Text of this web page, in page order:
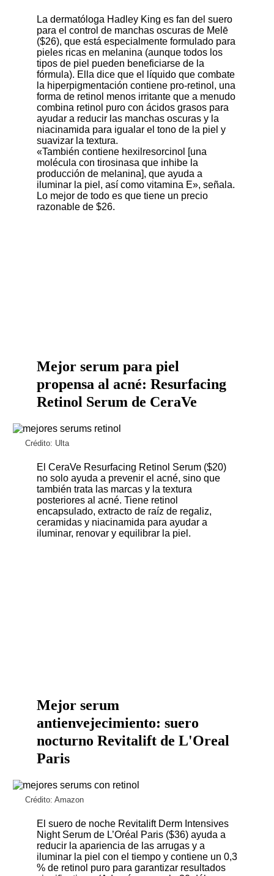
La dermatóloga Hadley King es fan del suero
para el control de manchas oscuras de Melē
($26), que está especialmente formulado para
pieles ricas en melanina (aunque todos los
tipos de piel pueden beneficiarse de la
fórmula). Ella dice que el líquido que combate
la hiperpigmentación contiene pro-retinol, una
forma de retinol menos irritante que a menudo
combina retinol puro con ácidos grasos para
ayudar a reducir las manchas oscuras y la
niacinamida para igualar el tono de la piel y
suavizar la textura.
«También contiene hexilresorcinol [una
molécula con tirosinasa que inhibe la
producción de melanina], que ayuda a
iluminar la piel, así como vitamina E», señala.
Lo mejor de todo es que tiene un precio
razonable de $26.
Mejor serum para piel
propensa al acné: Resurfacing
Retinol Serum de CeraVe
Crédito: Ulta
CeraVe Resurfacing Retinol Serum ($20)
no solo ayuda a prevenir el acné, sino que
también trata las marcas y la textura
posteriores al acné. Tiene retinol
encapsulado, extracto de raíz de regaliz,
ceramidas y niacinamida para ayudar a
iluminar, renovar y equilibrar la piel.
Mejor serum
antienvejecimiento: suero
nocturno Revitalift de L'Oreal
Paris
Crédito: Amazon
El suero de noche Revitalift Derm Intensives
Night Serum de L’Oréal Paris ($36) ayuda a
reducir la apariencia de las arrugas y a
iluminar la piel con el tiempo y contiene un 0,3
% de retinol puro para garantizar resultados